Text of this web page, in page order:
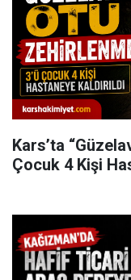
Kars’ta
Çocuk 4 Kişi